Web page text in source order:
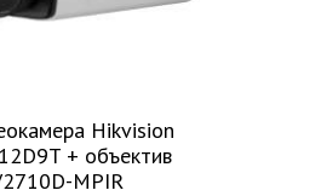
Hikvision
+ объектив
MPIR